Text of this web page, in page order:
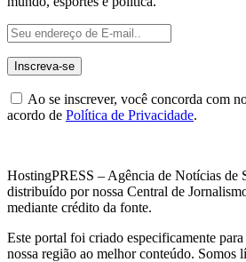
Ao se inscrever, você concorda com
acordo de Política de Privacidade.
HostingPRESS – Agência de Notícias de
distribuído por nossa Central de
mediante crédito da fonte.
Este portal foi criado especificamente
nossa região ao melhor conteúdo. Somos